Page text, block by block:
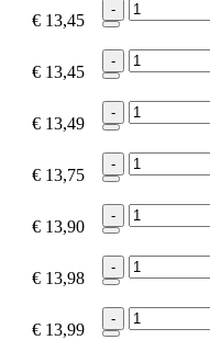
€ 13,45
-
€ 13,45
-
€ 13,49
-
€ 13,75
-
€ 13,90
-
€ 13,98
-
€ 13,99
-